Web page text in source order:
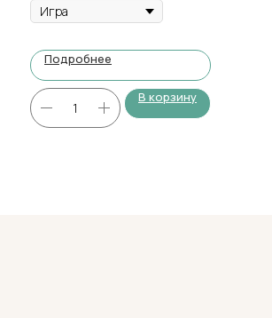
Подробнее
В корзину